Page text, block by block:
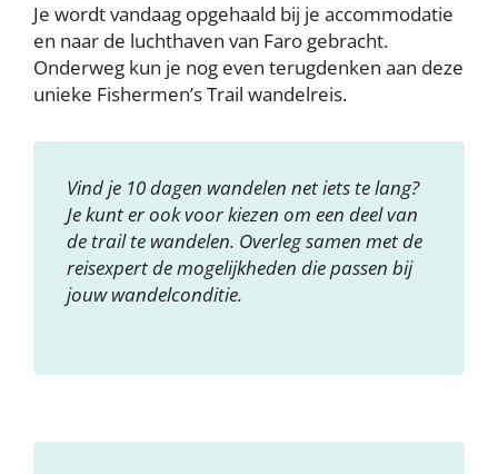
Je wordt vandaag opgehaald bij je accommodatie
en naar de luchthaven van Faro gebracht.
Onderweg kun je nog even terugdenken aan deze
unieke Fishermen’s Trail wandelreis.
Vind je 10 dagen wandelen net iets te lang?
Je kunt er ook voor kiezen om een deel van
de trail te wandelen. Overleg samen met de
reisexpert de mogelijkheden die passen bij
jouw wandelconditie.